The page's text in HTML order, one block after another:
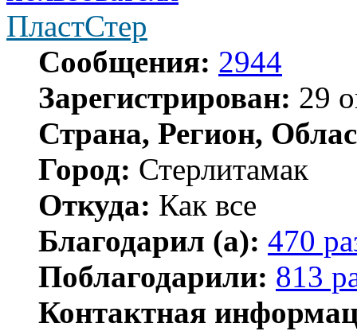
ПластСтер
Сообщения: 2944
Зарегистрирован: 29
Страна, Регион,
Город: Стерлитамак
Откуда: Как все
Благодарил (а): 470
Поблагодарили: 813
Контактная